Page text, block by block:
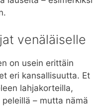
venäläiselle
on usein erittäin
eri kansallisuutta. Et
lahjakorteilla,
– mutta nämä